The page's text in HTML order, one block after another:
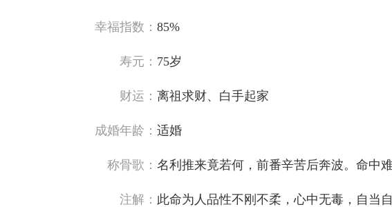
幸福指数： 85%
寿元： 75岁
财运： 离祖求财、白手起家
成婚年龄： 适婚
称骨歌： 名利推来竟若何，前番辛苦后奔波。命中
注解： 此命为人品性不刚不柔，心中无毒，自当